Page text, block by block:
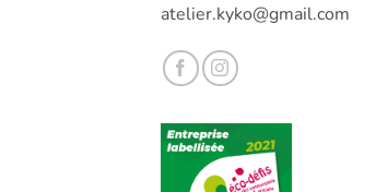
atelier.kyko@gmail.com